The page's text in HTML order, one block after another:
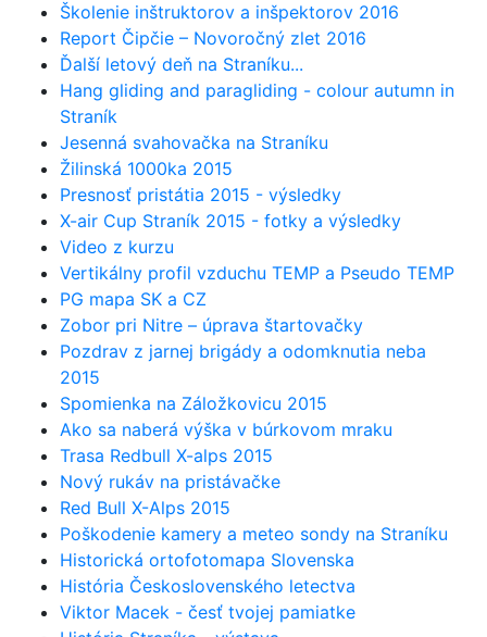
Školenie inštruktorov a inšpektorov 2016
Report Čipčie – Novoročný zlet 2016
Ďalší letový deň na Straníku...
Hang gliding and paragliding - colour autumn in
Straník
Jesenná svahovačka na Straníku
Žilinská 1000ka 2015
Presnosť pristátia 2015 - výsledky
X-air Cup Straník 2015 - fotky a výsledky
Video z kurzu
Vertikálny profil vzduchu TEMP a Pseudo TEMP
PG mapa SK a CZ
Zobor pri Nitre – úprava štartovačky
Pozdrav z jarnej brigády a odomknutia neba
2015
Spomienka na Záložkovicu 2015
Ako sa naberá výška v búrkovom mraku
Trasa Redbull X-alps 2015
Nový rukáv na pristávačke
Red Bull X-Alps 2015
Poškodenie kamery a meteo sondy na Straníku
Historická ortofotomapa Slovenska
História Československého letectva
Viktor Macek - česť tvojej pamiatke